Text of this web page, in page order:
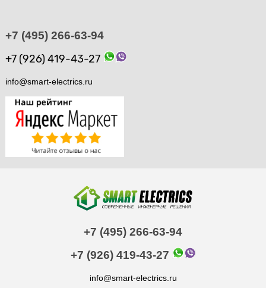
+7 (495) 266-63-94
+7 (926) 419-43-27
info@smart-electrics.ru
+7 (495) 266-63-94
+7 (926) 419-43-27
info@smart-electrics.ru